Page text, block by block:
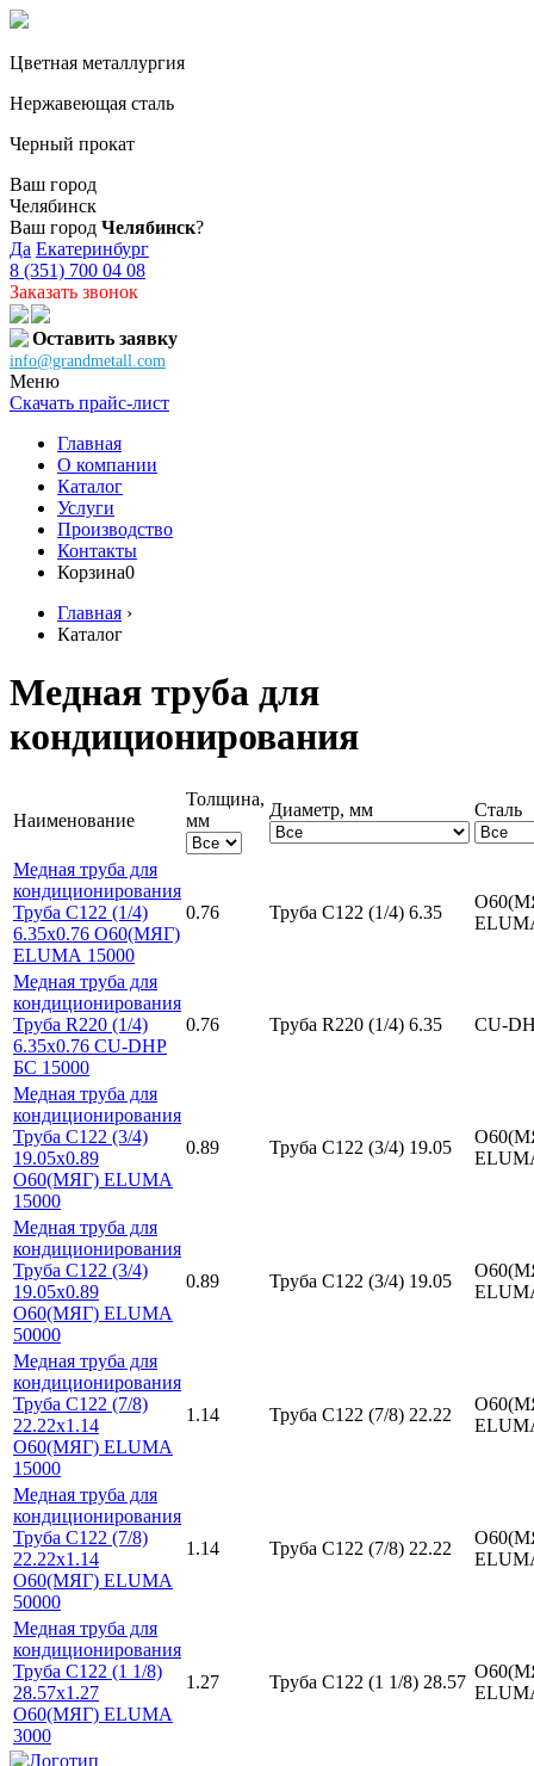
Цветная металлургия
Нержавеющая сталь
Черный прокат
Ваш город
Челябинск
Ваш город Челябинск?
Да Екатеринбург
8 (351) 700 04 08
Заказать звонок
Оставить заявку
info@grandmetall.com
Меню
Скачать прайс-лист
Главная
О компании
Каталог
Услуги
Производство
Контакты
Корзина0
Главная ›
Каталог
Медная труба для
кондиционирования
Наименование
Толщина,
мм
Диаметр, мм Сталь
Медная труба для
кондиционирования
Труба C122 (1/4)
6.35х0.76 О60(МЯГ)
ЕLUМА 15000
0.76 Труба C122 (1/4) 6.35
Медная труба для
кондиционирования
Труба R220 (1/4)
6.35х0.76 CU-DHP
БС 15000
0.76 Труба R220 (1/4) 6.35 CU-
Медная труба для
кондиционирования
Труба C122 (3/4)
19.05х0.89
О60(МЯГ) ЕLUМА
15000
0.89 Труба C122 (3/4) 19.05
Медная труба для
кондиционирования
Труба C122 (3/4)
19.05х0.89
О60(МЯГ) ЕLUМА
50000
0.89 Труба C122 (3/4) 19.05
Медная труба для
кондиционирования
Труба C122 (7/8)
22.22х1.14
О60(МЯГ) ЕLUМА
15000
1.14 Труба C122 (7/8) 22.22
Медная труба для
кондиционирования
Труба C122 (7/8)
22.22х1.14
О60(МЯГ) ЕLUМА
50000
1.14 Труба C122 (7/8) 22.22
Медная труба для
кондиционирования
Труба C122 (1 1/8)
28.57х1.27
О60(МЯГ) ЕLUМА
3000
1.27 Труба C122 (1 1/8) 28.57